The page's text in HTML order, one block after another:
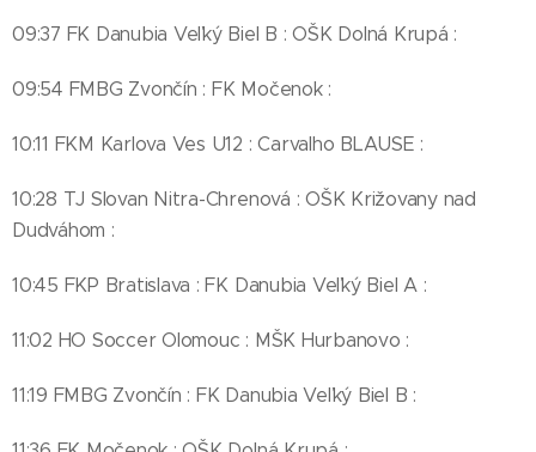
09:37 FK Danubia Veľký Biel B : OŠK Dolná Krupá :
09:54 FMBG Zvončín : FK Močenok :
10:11 FKM Karlova Ves U12 : Carvalho BLAUSE :
10:28 TJ Slovan Nitra-Chrenová : OŠK Križovany nad
Dudváhom :
10:45 FKP Bratislava : FK Danubia Veľký Biel A :
11:02 HO Soccer Olomouc : MŠK Hurbanovo :
11:19 FMBG Zvončín : FK Danubia Veľký Biel B :